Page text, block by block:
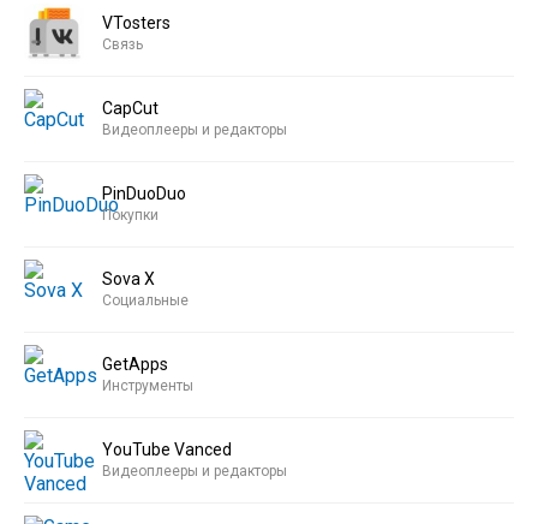
VTosters
Связь
CapCut
Видеоплееры и редакторы
PinDuoDuo
Покупки
Sova X
Социальные
GetApps
Инструменты
YouTube Vanced
Видеоплееры и редакторы